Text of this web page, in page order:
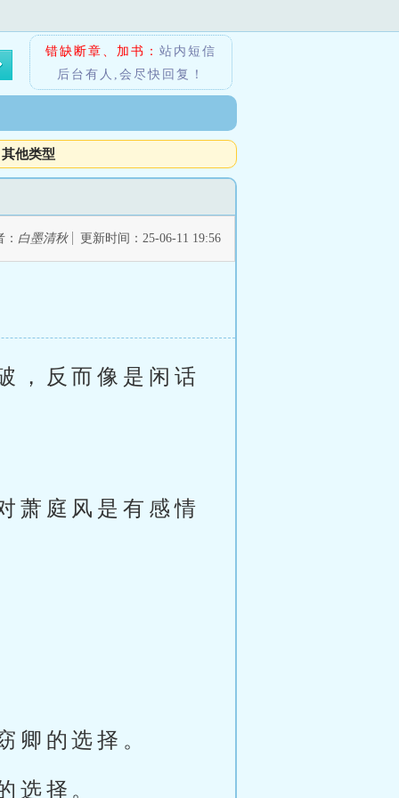
错缺断章、加书： 站内短信
后台有人,会尽快回复！
其他类型
白墨清秋 更新时间：25-06-11 19:56
，反而像是闲话
萧庭风是有感情
卿的选择。
选择。